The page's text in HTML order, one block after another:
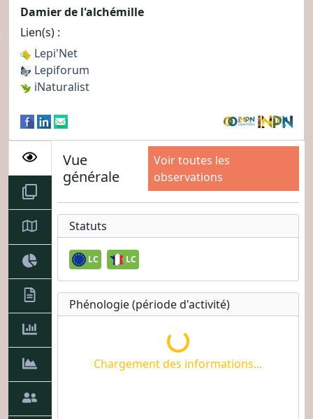
Damier de l'alchémille
Lien(s) :
Lepi'Net
Lepiforum
iNaturalist
Vue
générale
Voir toutes les
observations
Statuts
LC LC
Phénologie (période d'activité)
Chargement des
Chargement des informations...